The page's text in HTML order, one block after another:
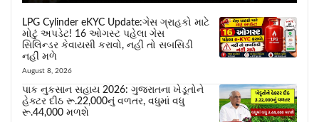
LPG Cylinder eKYC Update:ગેસ ગ્રાહકો માટે
મોટું અપડેટ! 16 ઓગસ્ટ પહેલા ગેસ
સિલિન્ડર કેવાયસી કરાવો, નહીં તો સબસિડી
નહીં મળે
August 8, 2026
પાક નુકસાન સહાય 2026: ગુજરાતના ખેડૂતોને
હેક્ટર દીઠ રૂ.22,000નું વળતર, વધુમાં વધુ
રૂ.44,000 મળશે